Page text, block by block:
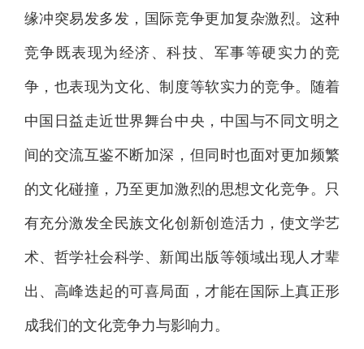
缘冲突易发多发，国际竞争更加复杂激烈。这种
竞争既表现为经济、科技、军事等硬实力的竞
争，也表现为文化、制度等软实力的竞争。随着
中国日益走近世界舞台中央，中国与不同文明之
间的交流互鉴不断加深，但同时也面对更加频繁
的文化碰撞，乃至更加激烈的思想文化竞争。只
有充分激发全民族文化创新创造活力，使文学艺
术、哲学社会科学、新闻出版等领域出现人才辈
出、高峰迭起的可喜局面，才能在国际上真正形
成我们的文化竞争力与影响力。